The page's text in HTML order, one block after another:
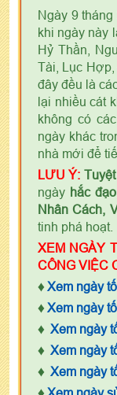
Ngày 9
khi ngày này
Hỷ Thần,
Tài, Lục
đây đều là
lại nhiều cát
không có
ngày khác
nhà mới để
LƯU Ý:
ngày hắc đạo
Nhân Cách,
tinh phá hoạt.
XEM NGÀY
CÔNG VIỆC
♦ Xem ngày
♦ Xem ngày
♦ Xem ngày
♦ Xem ngày
♦ Xem ngày